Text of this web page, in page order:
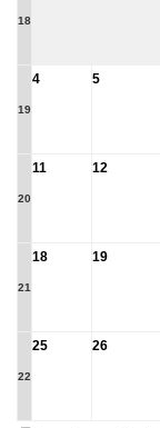
18
19
4 5
20
11 12
21
18 19
22
25 26